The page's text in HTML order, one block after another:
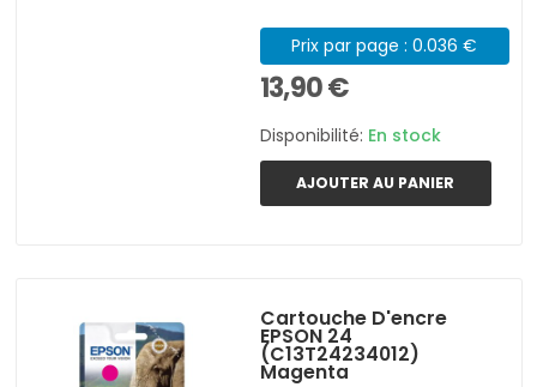
Prix par page : 0.036 €
13,90 €
Disponibilité: En stock
AJOUTER AU PANIER
Cartouche D'encre
EPSON 24
(C13T24234012)
Magenta